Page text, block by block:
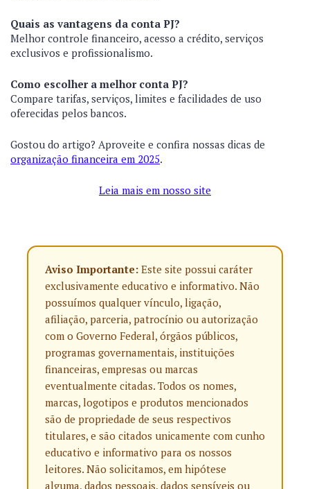
Quais as vantagens da conta PJ?
Melhor controle financeiro, acesso a crédito, serviços
exclusivos e profissionalismo.
Como escolher a melhor conta PJ?
Compare tarifas, serviços, limites e facilidades de uso
oferecidas pelos bancos.
Gostou do artigo? Aproveite e confira nossas dicas de
organização financeira em 2025.
Leia mais em nosso site
Aviso Importante: Este site possui caráter
exclusivamente educativo e informativo. Não
possuímos qualquer vínculo, ligação,
afiliação, parceria, patrocínio ou autorização
com o Governo Federal, órgãos públicos,
programas governamentais, instituições
financeiras, empresas ou marcas
eventualmente citadas. Todos os nomes,
marcas, logotipos e produtos mencionados
são de propriedade de seus respectivos
titulares, e são citados unicamente com cunho
educativo e informativo para os nossos
leitores. Não solicitamos, em hipótese
alguma, dados pessoais, dados sensíveis ou